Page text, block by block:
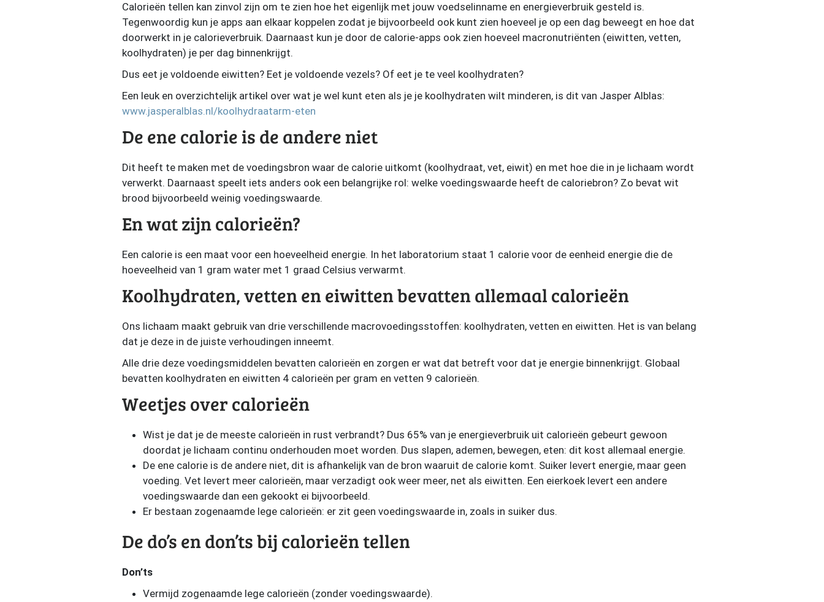
Calorieën tellen kan zinvol zijn om te zien hoe het eigenlijk met jouw voedselinname en energieverbruik gesteld is.
Tegenwoordig kun je apps aan elkaar koppelen zodat je bijvoorbeeld ook kunt zien hoeveel je op een dag beweegt en hoe dat
doorwerkt in je calorieverbruik. Daarnaast kun je door de calorie-apps ook zien hoeveel macronutriënten (eiwitten, vetten,
koolhydraten) je per dag binnenkrijgt.
Dus eet je voldoende eiwitten? Eet je voldoende vezels? Of eet je te veel koolhydraten?
Een leuk en overzichtelijk artikel over wat je wel kunt eten als je je koolhydraten wilt minderen, is dit van Jasper Alblas:
www.jasperalblas.nl/koolhydraatarm-eten
De ene calorie is de andere niet
Dit heeft te maken met de voedingsbron waar de calorie uitkomt (koolhydraat, vet, eiwit) en met hoe die in je lichaam wordt
verwerkt. Daarnaast speelt iets anders ook een belangrijke rol: welke voedingswaarde heeft de caloriebron? Zo bevat wit
brood bijvoorbeeld weinig voedingswaarde.
En wat zijn calorieën?
Een calorie is een maat voor een hoeveelheid energie. In het laboratorium staat 1 calorie voor de eenheid energie die de
hoeveelheid van 1 gram water met 1 graad Celsius verwarmt.
Koolhydraten, vetten en eiwitten bevatten allemaal calorieën
Ons lichaam maakt gebruik van drie verschillende macrovoedingsstoffen: koolhydraten, vetten en eiwitten. Het is van belang
dat je deze in de juiste verhoudingen inneemt.
Alle drie deze voedingsmiddelen bevatten calorieën en zorgen er wat dat betreft voor dat je energie binnenkrijgt. Globaal
bevatten koolhydraten en eiwitten 4 calorieën per gram en vetten 9 calorieën.
Weetjes over calorieën
Wist je dat je de meeste calorieën in rust verbrandt? Dus 65% van je energieverbruik uit calorieën gebeurt gewoon
doordat je lichaam continu onderhouden moet worden. Dus slapen, ademen, bewegen, eten: dit kost allemaal energie.
De ene calorie is de andere niet, dit is afhankelijk van de bron waaruit de calorie komt. Suiker levert energie, maar geen
voeding. Vet levert meer calorieën, maar verzadigt ook weer meer, net als eiwitten. Een eierkoek levert een andere
voedingswaarde dan een gekookt ei bijvoorbeeld.
Er bestaan zogenaamde lege calorieën: er zit geen voedingswaarde in, zoals in suiker dus.
De do’s en don’ts bij calorieën tellen
Don’ts
Vermijd zogenaamde lege calorieën (zonder voedingswaarde).